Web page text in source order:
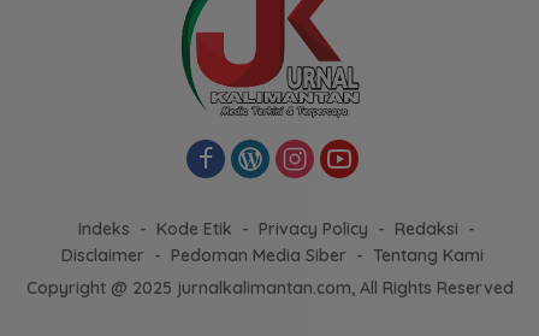
Indeks Kode Etik Privacy Policy
Redaksi
Disclaimer
Pedoman Media Siber
Tentang Kami
Copyright @ 2025 jurnalkalimantan.com, All Rights Reserved